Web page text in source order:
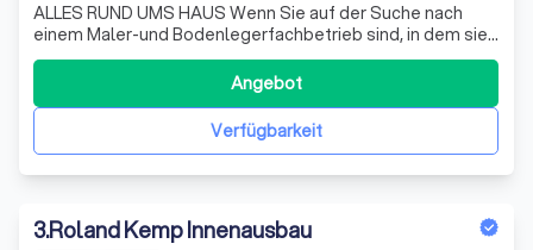
ALLES RUND UMS HAUS Wenn Sie auf der Suche nach
einem Maler-und Bodenlegerfachbetrieb sind, in dem sie
hochqualifiziert und freundlich beraten werden, dann sind
Sie bei uns genau richtig! Unser Team aus professionellen
und erfahrenen Mitarbeitern bietet Ihnen stets
zuverlässige Ausführungen sämtlic
Verfügbarkeit
Angebot
3.Roland Kemp Innenausbau